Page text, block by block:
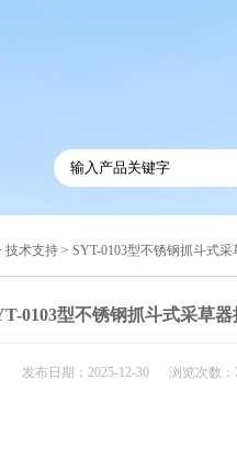
技术支持 > SYT-0103型不锈钢抓斗式
0103型不锈钢抓斗式采草
发布日期：2025-12-30 浏览次数：